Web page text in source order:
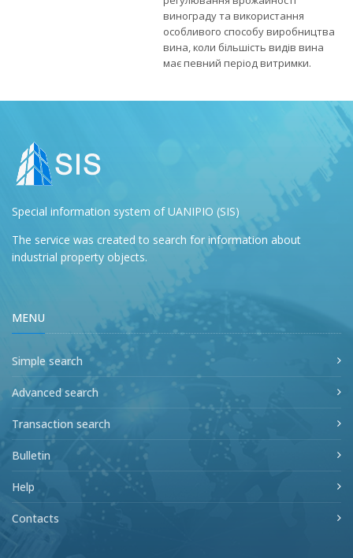
винограду та використання
особливого способу виробництва
вина, коли більшість видів вина
має певний період витримки.
Special information system of UANIPIO (SIS)
The service was created to search for information about
industrial property objects.
MENU
Simple search
Advanced search
Transaction search
Bulletin
Help
Contacts